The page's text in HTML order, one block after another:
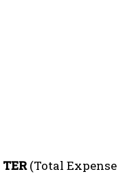
TER(Total Expense